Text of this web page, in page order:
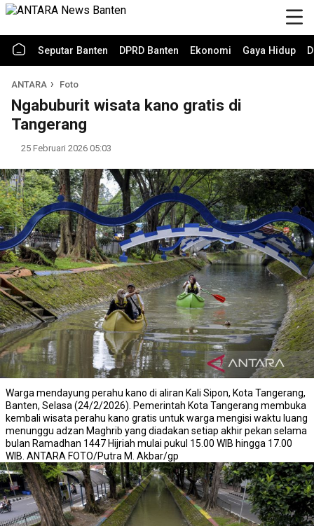
Seputar Banten DPRD Banten Ekonomi Gaya Hidup
ANTARA Foto
Ngabuburit wisata kano gratis di
Tangerang
25 Februari 2026 05:03
Warga mendayung perahu kano di aliran Kali Sipon, Kota Tangerang,
Banten, Selasa (24/2/2026). Pemerintah Kota Tangerang membuka
kembali wisata perahu kano gratis untuk warga mengisi waktu luang
menunggu adzan Maghrib yang diadakan setiap akhir pekan selama
bulan Ramadhan 1447 Hijriah mulai pukul 15.00 WIB hingga 17.00
WIB. ANTARA FOTO/Putra M. Akbar/gp